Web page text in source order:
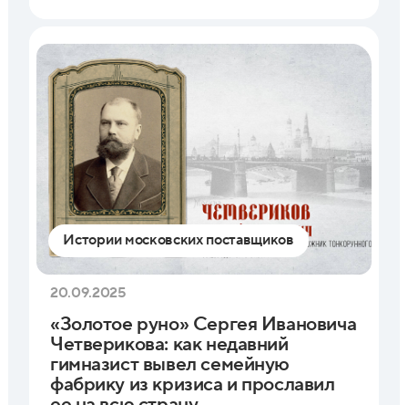
Истории московских поставщиков
20.09.2025
«Золотое руно» Сергея Ивановича
Четверикова: как недавний
гимназист вывел семейную
фабрику из кризиса и прославил